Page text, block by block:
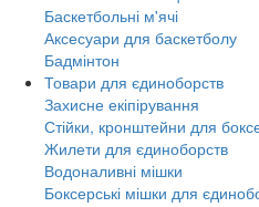
Баскетбольні м'ячі
Аксесуари для баскетболу
Бадмінтон
Товари для єдиноборств
Захисне екіпірування
Стійки, кронштейни для
Жилети для єдиноборств
Водоналивні мішки
Боксерські мішки для